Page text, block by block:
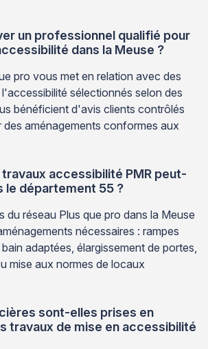
un professionnel qualifié pour
dans la Meuse ?
pro vous met en relation avec des
sélectionnés selon des
bénéficient d'avis clients contrôlés
aménagements conformes aux
accessibilité PMR peut-
le département 55 ?
du réseau Plus que pro dans la Meuse
nécessaires : rampes
adaptées, élargissement de portes,
mise aux normes de locaux
sont-elles prises en
travaux de mise en accessibilité